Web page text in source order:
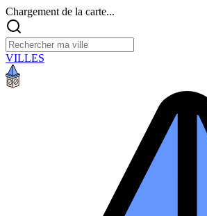
Chargement de la carte...
VILLES